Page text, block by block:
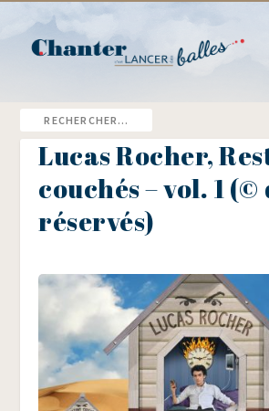
Lucas Rocher,
couchés – vol. 1
réservés)